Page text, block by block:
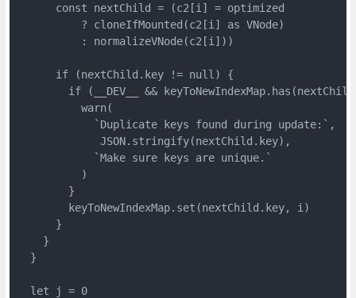
      const nextChild = (c2[i] = optimized
          ? cloneIfMounted(c2[i] as VNode)
          : normalizeVNode(c2[i]))
      if (nextChild.key != null) {
if (__DEV__ &&
          warn(
            `Duplicate keys found during update:`,
             JSON.stringify(nextChild.key),
            `Make sure keys are unique.`
          )
        }
        keyToNewIndexMap.set(nextChild.key, i)
      }
    }
  }
  let j = 0